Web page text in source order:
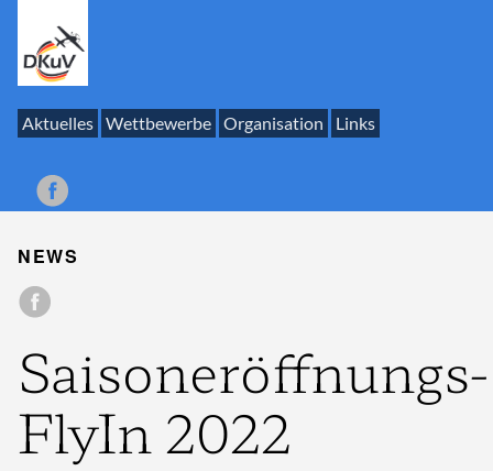
Aktuelles Wettbewerbe Organisation Links
NEWS
Saisoneröffnungs-
FlyIn 2022